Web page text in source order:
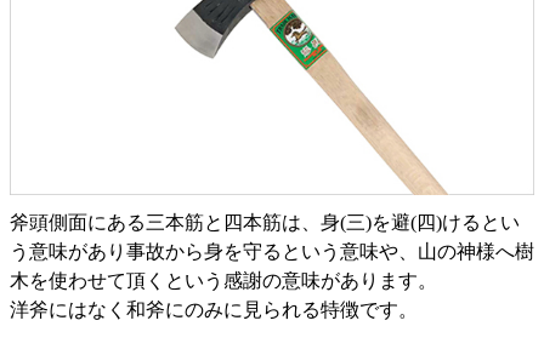
斧頭側面にある三本筋と四本筋は、身(三)を避(四)けるとい
う意味があり事故から身を守るという意味や、山の神様へ樹
木を使わせて頂くという感謝の意味があります。
洋斧にはなく和斧にのみに見られる特徴です。